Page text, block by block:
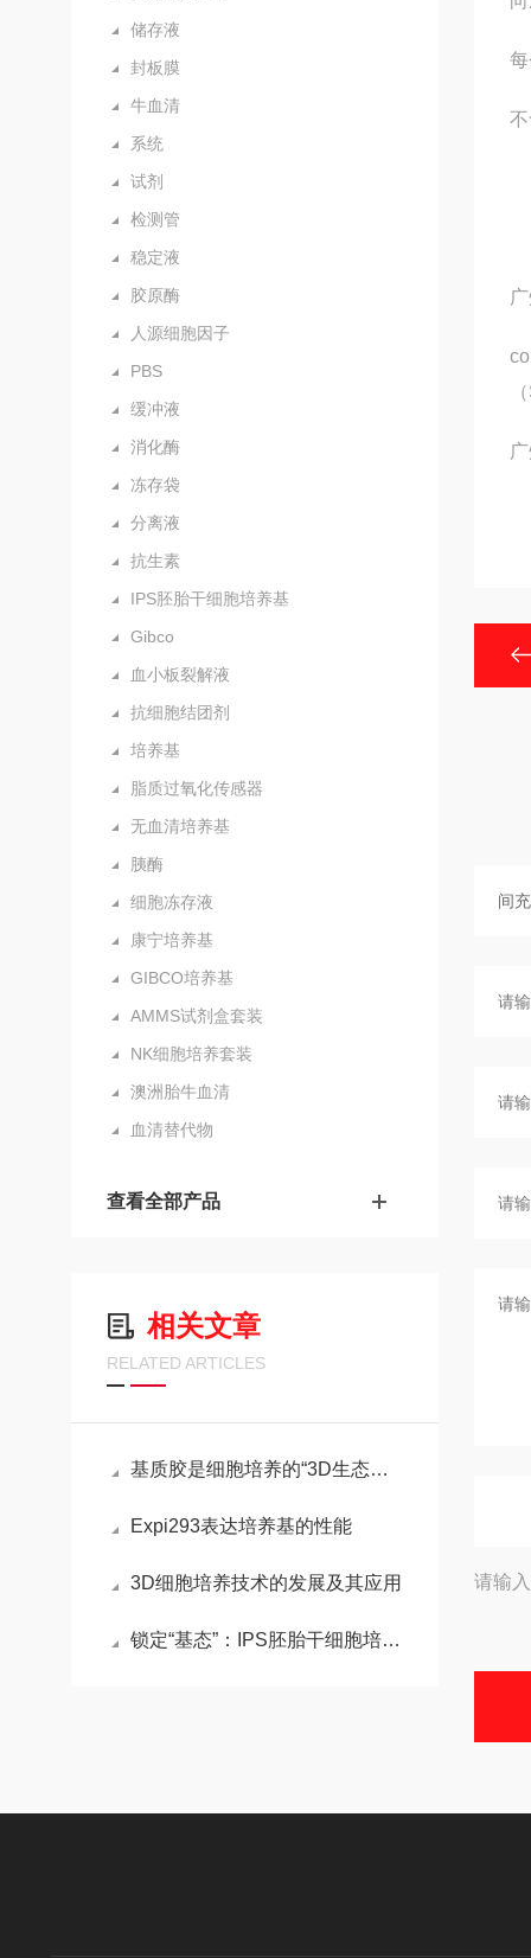
储存液
封板膜
牛血清
系统
试剂
检测管
稳定液
胶原酶
人源细胞因子
PBS
缓冲液
消化酶
冻存袋
分离液
抗生素
IPS胚胎干细胞培养基
Gibco
血小板裂解液
抗细胞结团剂
培养基
脂质过氧化传感器
无血清培养基
胰酶
细胞冻存液
康宁培养基
GIBCO培养基
AMMS试剂盒套装
NK细胞培养套装
澳洲胎牛血清
血清替代物
查看全部产品
相关文章
RELATED ARTICLES
基质胶是细胞培养的“3D生态模拟器”，解锁组织工程新维度
Expi293表达培养基的性能
3D细胞培养技术的发展及其应用
锁定“基态”：IPS胚胎干细胞培养基的化学重编程术
请输